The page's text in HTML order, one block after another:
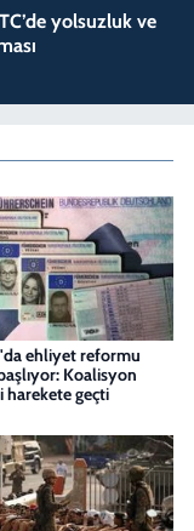
yolsuzluk ve
ehliyet reformu
Koalisyon
geçti